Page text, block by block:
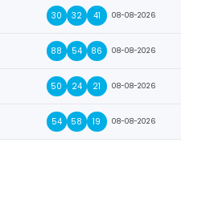
30 32 41 08-08-2026
88 54 86 08-08-2026
50 24 21 08-08-2026
54 58 19 08-08-2026